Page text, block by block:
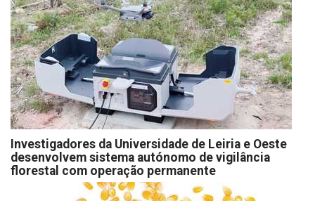
Investigadores da Universidade de Leiria e Oeste
desenvolvem sistema autónomo de vigilância
florestal com operação permanente